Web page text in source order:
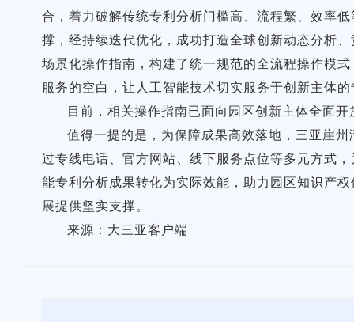
合，着力破解传统专利分析门槛高、流程繁、效率
撑，经持续迭代优化，成功打造全球创新动态分析
场景化操作指南，构建了统一规范的全流程操作模
服务的空白，让人工智能技术切实服务于创新主体
目前，相关操作指南已面向园区创新主体全面
值得一提的是，为保障成果高效落地，三亚崖
过专线电话、官方网站、线下服务点位等多元方式
能专利分析成果转化为实际效能，助力园区知识产
展提供坚实支撑。
来源：大三亚客户端